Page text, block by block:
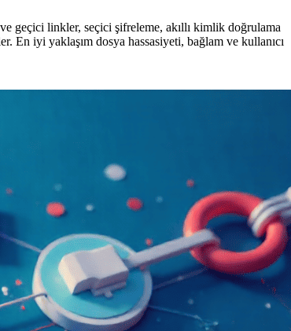
geçici linkler, seçici şifreleme, akıllı kimlik doğrulama
En iyi yaklaşım dosya hassasiyeti, bağlam ve kullanıcı